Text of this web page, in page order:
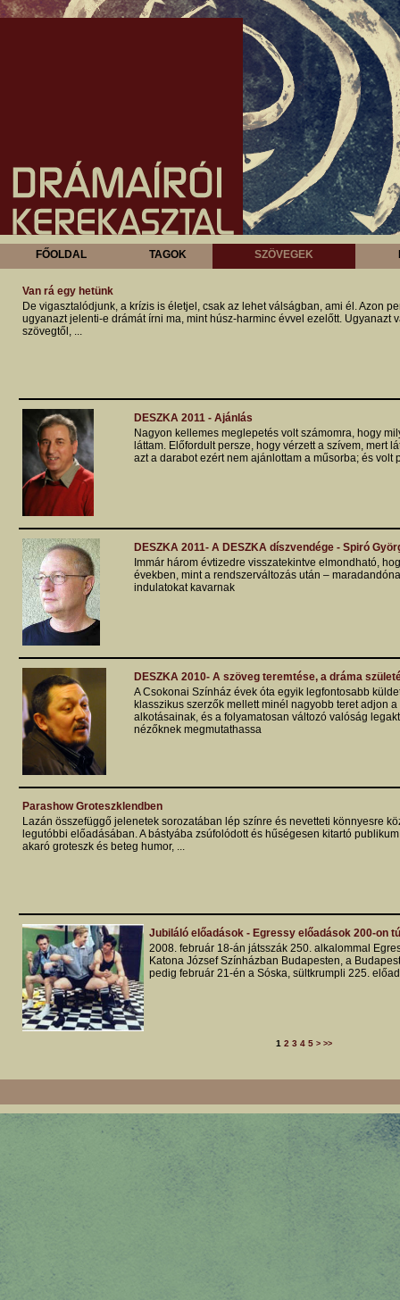
FŐOLDAL TAGOK SZÖVEGEK
Van rá egy hetünk
De vigasztalódjunk, a krízis is életjel, csak az lehet válságban, ami él. Azon
ugyanazt jelenti-e drámát írni ma, mint húsz-harminc évvel ezelőtt. Ugyanazt
szövegtől, ...
DESZKA 2011 - Ajánlás
Nagyon kellemes meglepetés volt számomra, hogy
láttam. Előfordult persze, hogy vérzett a szívem, mert
azt a darabot ezért nem ajánlottam a műsorba; és volt
DESZKA 2011- A DESZKA díszvendége - Spiró
Immár három évtizedre visszatekintve elmondható,
években, mint a rendszerváltozás után –
indulatokat kavarnak
DESZKA 2010- A szöveg teremtése, a dráma
A Csokonai Színház évek óta egyik legfontosabb
klasszikus szerzők mellett minél nagyobb teret adjon
alkotásainak, és a folyamatosan változó valóság
nézőknek megmutathassa
Parashow Groteszklendben
Lazán összefüggő jelenetek sorozatában lép színre és nevetteti könnyesre
legutóbbi előadásában. A bástyába zsúfolódott és hűségesen kitartó
akaró groteszk és beteg humor, ...
Jubiláló előadások - Egressy előadások 200-on
2008. február 18-án játsszák 250. alkalommal
Katona József Színházban Budapesten, a
pedig február 21-én a Sóska, sültkrumpli 225.
1 2 3 4 5 > >>